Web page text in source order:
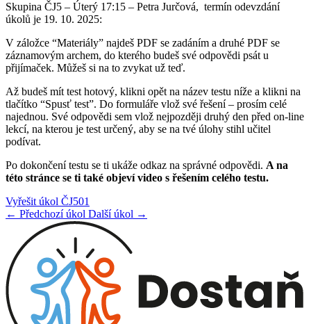
Skupina ČJ5 – Úterý 17:15 – Petra Jurčová, termín odevzdání
úkolů je 19. 10. 2025:
V záložce “Materiály” najdeš PDF se zadáním a druhé PDF se
záznamovým archem, do kterého budeš své odpovědi psát u
přijímaček. Můžeš si na to zvykat už teď.
Až budeš mít test hotový, klikni opět na název testu níže a klikni na
tlačítko “Spusť test”. Do formuláře vlož své řešení – prosím celé
najednou. Své odpovědi sem vlož nejpozději druhý den před on-line
lekcí, na kterou je test určený, aby se na tvé úlohy stihl učitel
podívat.
Po dokončení testu se ti ukáže odkaz na správné odpovědi. A na
této stránce se ti také objeví video s řešením celého testu.
Vyřešit úkol ČJ501
← Předchozí úkol Další úkol →